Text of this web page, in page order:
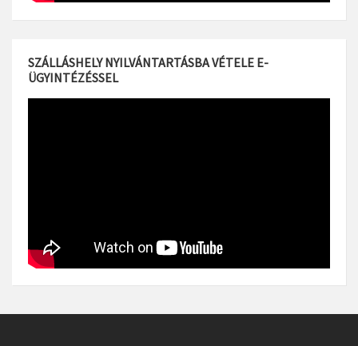
SZÁLLÁSHELY NYILVÁNTARTÁSBA VÉTELE E-
ÜGYINTÉZÉSSEL